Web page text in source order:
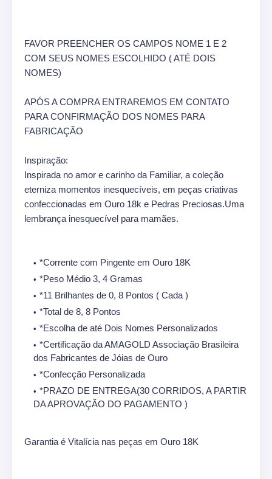
FAVOR PREENCHER OS CAMPOS NOME 1 E 2
COM SEUS NOMES ESCOLHIDO ( ATÉ DOIS
NOMES)
APÓS A COMPRA ENTRAREMOS EM CONTATO
PARA CONFIRMAÇÃO DOS NOMES PARA
FABRICAÇÃO
Inspiração:
Inspirada no amor e carinho da Familiar, a coleção
eterniza momentos inesquecíveis, em peças criativas
confeccionadas em Ouro 18k e Pedras Preciosas.Uma
lembrança inesquecível para mamães.
*Corrente com Pingente em Ouro 18K
*Peso Médio 3, 4 Gramas
*11 Brilhantes de 0, 8 Pontos ( Cada )
*Total de 8, 8 Pontos
*Escolha de até Dois Nomes Personalizados
*Certificação da AMAGOLD Associação Brasileira
dos Fabricantes de Jóias de Ouro
*Confecção Personalizada
*PRAZO DE ENTREGA(30 CORRIDOS, A PARTIR
DA APROVAÇÃO DO PAGAMENTO )
Garantia é Vitalícia nas peças em Ouro 18K